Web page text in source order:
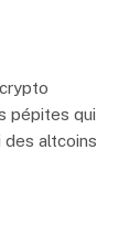
pépites qui
altcoins